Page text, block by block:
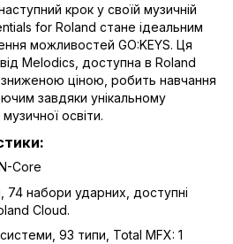
крок у своїй музичній
for Roland стане ідеальним
можливостей GO:KEYS. Ця
Melodics, доступна в Roland
ціною, робить навчання
завдяки унікальному
освіти.
Core
74 набори ударних, доступні
Cloud.
93 типи, Total MFX: 1